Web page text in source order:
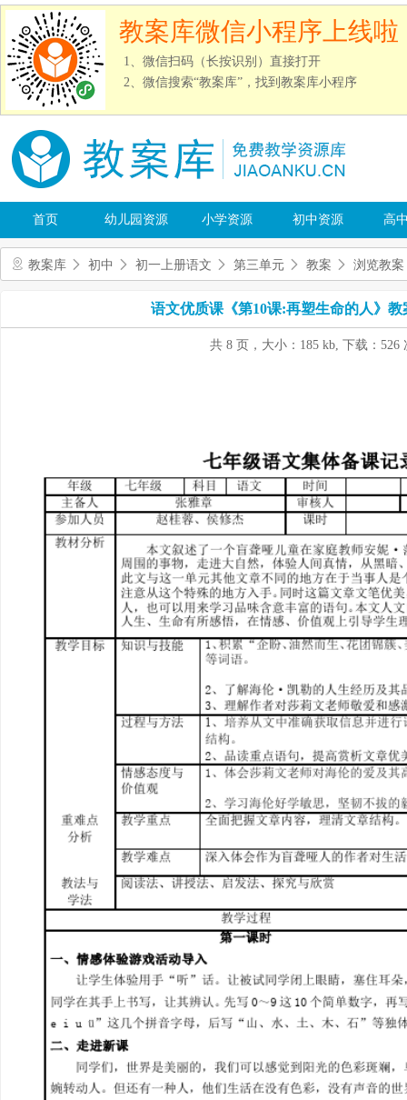
教案库微信小程序上线啦
1、微信扫码（长按识别）直接打开
2、微信搜索“教案库”，找到教案库小程序
首页 幼儿园资源 小学资源 初中资源 高
教案库 初中 初一上册语文 第三单元 教案 浏览教案
语文优质课《第10课:再塑生命的人》
共 8 页，大小：185 kb, 下载：526